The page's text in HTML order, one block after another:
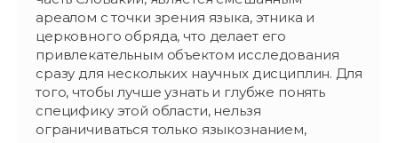
ареалом с точки зрения языка, этника и
церковного обряда, что делает его
привлекательным объектом исследования
сразу для нескольких научных дисциплин. Для
того, чтобы лучше узнать и глубже понять
специфику этой области, нельзя
ограничиваться только языкознанием,